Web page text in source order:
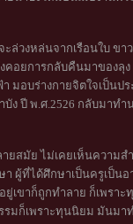
วงหล่นจากเรือนใบ ข
อยการกลับคืนมาของลุ
มอบร่างกายจิตใจเป็น
ปี พ.ศ.2526 กลับมาท
ยสมัย ไม่เคยเห็นควา
ที่ได้ศึกษาเป็นครูเป็นอ
เขาก็ถูกทำลาย ก็เพร
รมก็เพราะทุนนิยม มันม